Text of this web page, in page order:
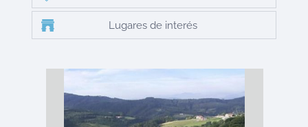
Lugares de interés